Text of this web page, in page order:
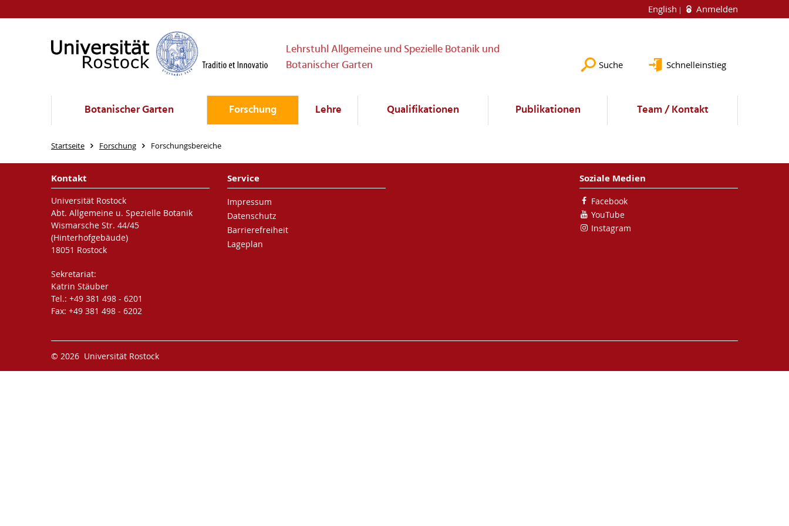
English Anmelden
Lehrstuhl Allgemeine und Spezielle Botanik und
Botanischer Garten
Suche Schnelleinstieg
Botanischer Garten Forschung Lehre Qualifikationen Publikationen Team / Kontakt
Startseite Forschung Forschungsbereiche
Kontakt
Universität Rostock
Abt. Allgemeine u. Spezielle Botanik
Wismarsche Str. 44/45
(Hinterhofgebäude)
18051 Rostock
Sekretariat:
Katrin Stäuber
Tel.: +49 381 498 - 6201
Fax: +49 381 498 - 6202
Service
Impressum
Datenschutz
Barrierefreiheit
Lageplan
Soziale Medien
Facebook
YouTube
Instagram
© 2026 Universität Rostock